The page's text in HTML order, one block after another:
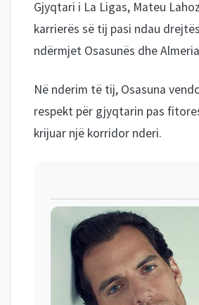
Gjyqtari i La Ligas, Mateu
karrierës së tij pasi ndau
ndërmjet Osasunës dhe
Në nderim të tij, Osasuna
respekt për gjyqtarin pas
krijuar një korridor nderi.